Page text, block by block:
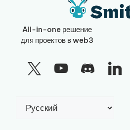
All-in-one решение
для проектов в web3
язык